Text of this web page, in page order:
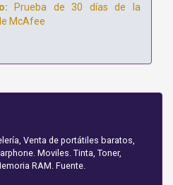
Prueba de 30 días de la
McAfee
Venta de portátiles baratos,
Moviles. Tinta, Toner,
RAM. Fuente.